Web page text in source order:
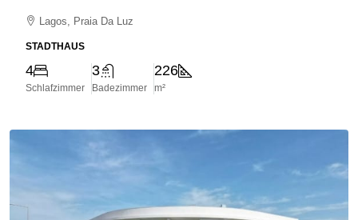
Lagos, Praia Da Luz
STADTHAUS
4
Schlafzimmer
3
Badezimmer
226
m²